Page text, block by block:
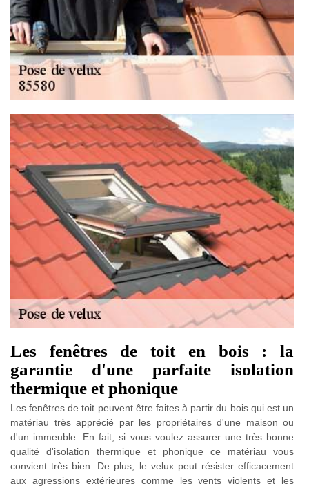
Les fenêtres de toit en bois : la
garantie d'une parfaite isolation
thermique et phonique
Les fenêtres de toit peuvent être faites à partir du bois qui est un
matériau très apprécié par les propriétaires d'une maison ou
d'un immeuble. En fait, si vous voulez assurer une très bonne
qualité d'isolation thermique et phonique ce matériau vous
convient très bien. De plus, le velux peut résister efficacement
aux agressions extérieures comme les vents violents et les